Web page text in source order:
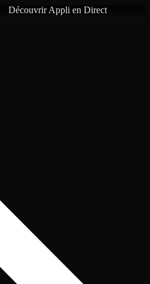
DécouvrirAppli en Direct